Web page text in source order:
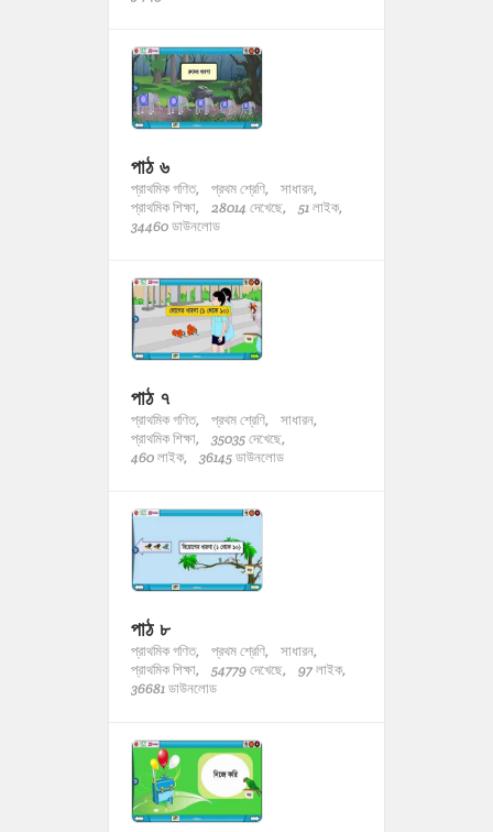
পাঠ ৬
প্রাথমিক গণিত, প্রথম শ্রেণি,
সাধারন,
প্রাথমিক শিক্ষা,
28014 দেখেছে,
51 লাইক,
34460 ডাউনলোড
পাঠ ৭
প্রাথমিক গণিত, প্রথম শ্রেণি,
সাধারন,
প্রাথমিক শিক্ষা,
35035 দেখেছে,
460 লাইক,
36145 ডাউনলোড
পাঠ ৮
প্রাথমিক গণিত, প্রথম শ্রেণি,
সাধারন,
প্রাথমিক শিক্ষা,
54779 দেখেছে,
97 লাইক,
36681 ডাউনলোড